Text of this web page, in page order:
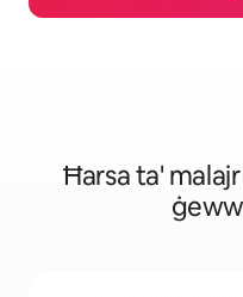
Ħarsa ta'